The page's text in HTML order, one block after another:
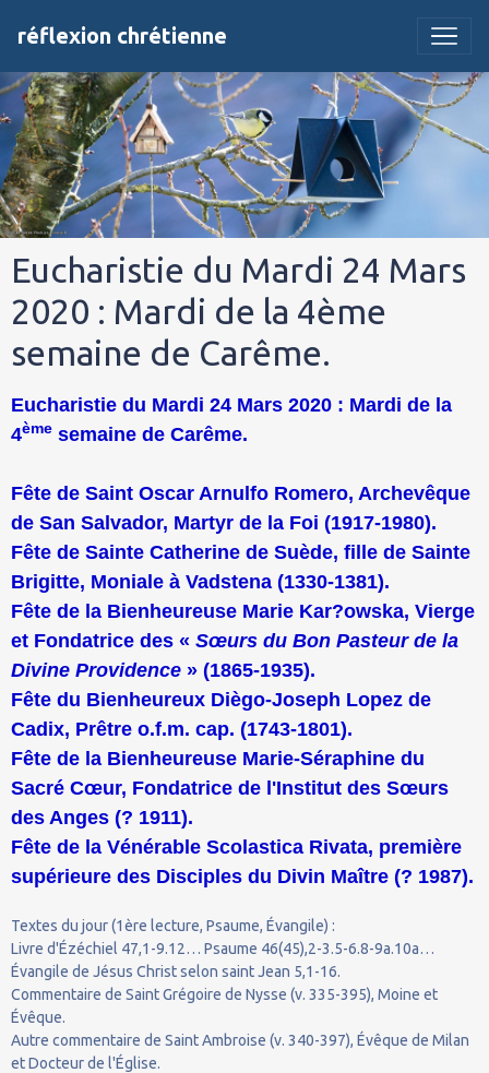
réflexion chrétienne
Eucharistie du Mardi 24 Mars
2020 : Mardi de la 4ème
semaine de Carême.
Eucharistie du Mardi 24 Mars 2020 : Mardi de la
4ème semaine de Carême.
Fête de Saint Oscar Arnulfo Romero, Archevêque
de San Salvador, Martyr de la Foi (1917-1980).
Fête de Sainte Catherine de Suède, fille de Sainte
Brigitte, Moniale à Vadstena (1330-1381).
Fête de la Bienheureuse Marie Kar?owska, Vierge
et Fondatrice des « Sœurs du Bon Pasteur de la
Divine Providence » (1865-1935).
Fête du Bienheureux Diègo-Joseph Lopez de
Cadix, Prêtre o.f.m. cap. (1743-1801).
Fête de la Bienheureuse Marie-Séraphine du
Sacré Cœur, Fondatrice de l'Institut des Sœurs
des Anges (? 1911).
Fête de la Vénérable Scolastica Rivata, première
supérieure des Disciples du Divin Maître (? 1987).
Textes du jour (1ère lecture, Psaume, Évangile) :
Livre d'Ézéchiel 47,1-9.12… Psaume 46(45),2-3.5-6.8-9a.10a…
Évangile de Jésus Christ selon saint Jean 5,1-16.
Commentaire de Saint Grégoire de Nysse (v. 335-395), Moine et
Évêque.
Autre commentaire de Saint Ambroise (v. 340-397), Évêque de Milan
et Docteur de l'Église.